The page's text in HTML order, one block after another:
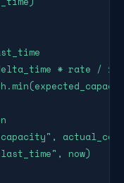
* rate /
now)